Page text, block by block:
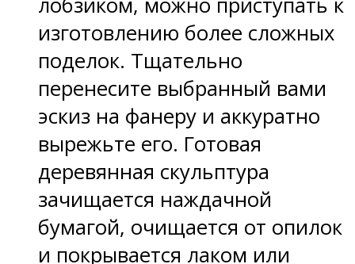
изготовлению более сложных
поделок. Тщательно
перенесите выбранный вами
эскиз на фанеру и аккуратно
вырежьте его. Готовая
деревянная скульптура
зачищается наждачной
бумагой, очищается от опилок
и покрывается лаком или